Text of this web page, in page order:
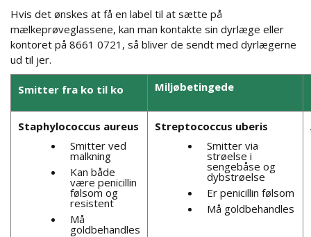
Hvis det ønskes at få en label til at sætte på
mælkeprøveglassene, kan man kontakte sin dyrlæge eller
kontoret på 8661 0721, så bliver de sendt med dyrlægerne
ud til jer.
Smitter fra ko til ko Miljøbetingede
Staphylococcus aureus
Smitter ved
malkning
Kan både
være penicillin
følsom og
resistent
Må
goldbehandles
Streptococcus uberis
Smitter via
strøelse i
sengebåse og
dybstrøelse
Er penicillin følsom
Må goldbehandles